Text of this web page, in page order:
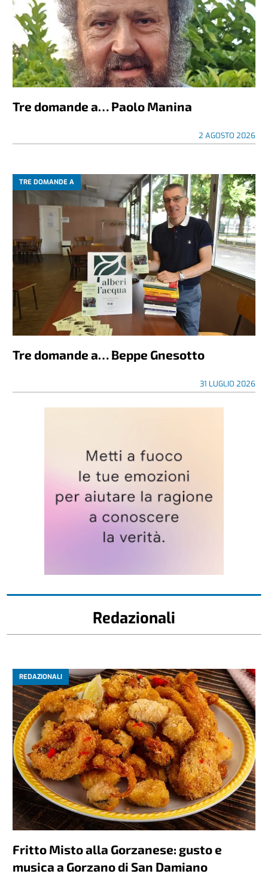
Tre domande a… Paolo Manina
2 AGOSTO 2026
TRE DOMANDE A
Tre domande a… Beppe Gnesotto
31 LUGLIO 2026
Redazionali
REDAZIONALI
Fritto Misto alla Gorzanese: gusto e
musica a Gorzano di San Damiano